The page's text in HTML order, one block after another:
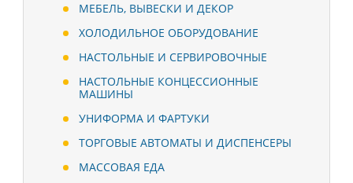
МЕБЕЛЬ, ВЫВЕСКИ И ДЕКОР
ХОЛОДИЛЬНОЕ ОБОРУДОВАНИЕ
НАСТОЛЬНЫЕ И СЕРВИРОВОЧНЫЕ
НАСТОЛЬНЫЕ КОНЦЕССИОННЫЕ
МАШИНЫ
УНИФОРМА И ФАРТУКИ
ТОРГОВЫЕ АВТОМАТЫ И ДИСПЕНСЕРЫ
МАССОВАЯ ЕДА